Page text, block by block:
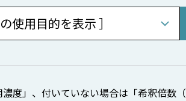
」、付いていない場合は「希釈倍数（